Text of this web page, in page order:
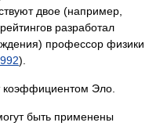
двое (например,
разработал
профессор физики
).
коэффициентом Эло.
быть применены